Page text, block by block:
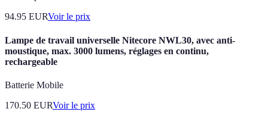
94.95 EURVoir le prix
Lampe de travail universelle Nitecore NWL30, avec anti-
moustique, max. 3000 lumens, réglages en continu,
rechargeable
Batterie Mobile
170.50 EURVoir le prix